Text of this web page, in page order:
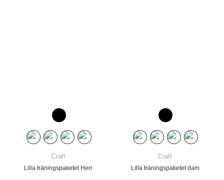
Craft
Lilla träningspaketet Herr
Craft
Lilla träningspaketet dam